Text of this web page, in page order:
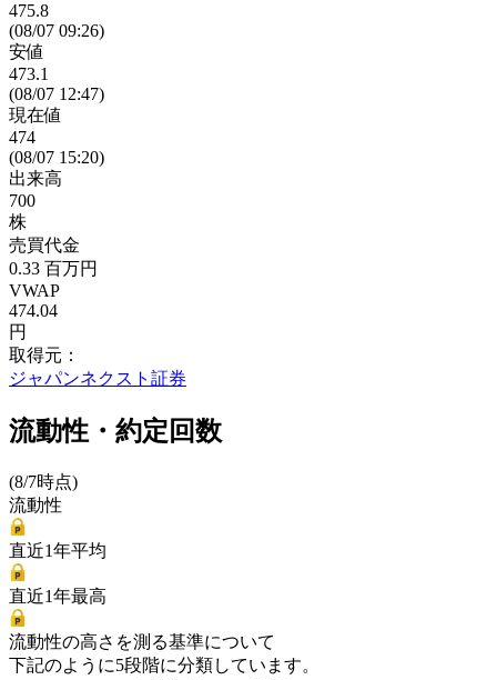
475.8
(08/07 09:26)
安値
473.1
(08/07 12:47)
現在値
474
(08/07 15:20)
出来高
700
株
売買代金
0.33 百万円
VWAP
474.04
円
取得元：
ジャパンネクスト証券
流動性・約定回数
(8/7時点)
流動性
直近1年平均
直近1年最高
流動性の高さを測る基準について
下記のように5段階に分類しています。